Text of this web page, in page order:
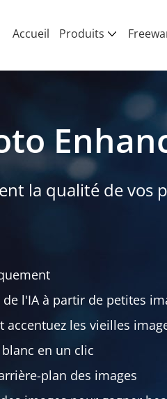
Accueil Produits
la qualité de vos
l'IA à partir de petites
les vieilles
en un clic
plan des images